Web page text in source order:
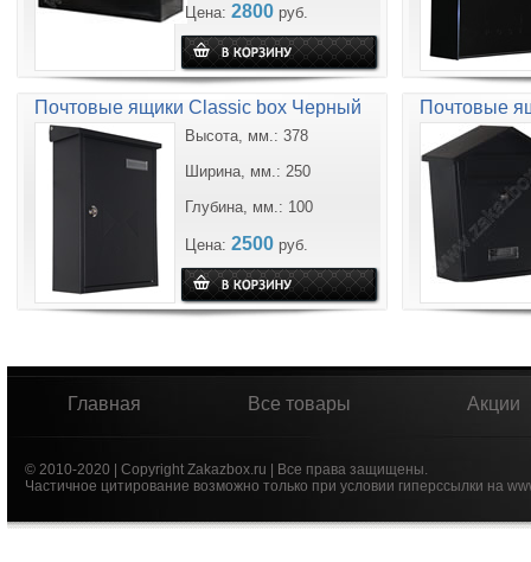
Цена: 2800 руб.
Почтовые ящики Classic box Черный
Высота, мм.: 378
Ширина, мм.: 250
Глубина, мм.: 100
Цена: 2500 руб.
Почтовые
Главная Все товары Акции
© 2010-2020 | Copyright Zakazbox.ru | Все права защищены.
Частичное цитирование возможно только при условии гиперссылки на